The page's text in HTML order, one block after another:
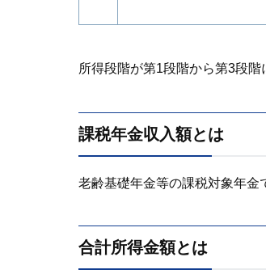
所得段階が第1段階から第3段
課税年金収入額とは
老齢基礎年金等の課税対象年金
合計所得金額とは